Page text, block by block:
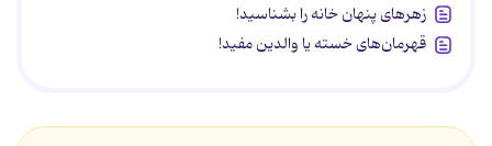
زهرهای پنهان خانه را بشناسید!
قهرمان‌های خسته یا والدین مفید!